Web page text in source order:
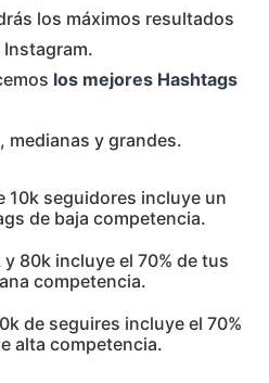
los máximos resultados
los mejores Hashtags
medianas y grandes.
10k seguidores incluye un
de baja competencia.
80k incluye el 70% de tus
competencia.
de seguires incluye el 70%
alta competencia.